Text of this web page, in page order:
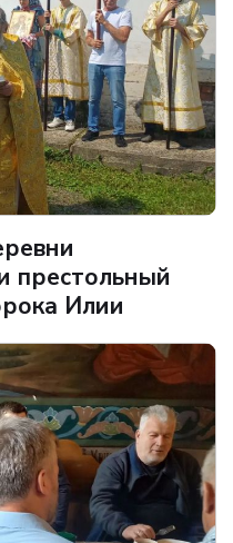
престольный
Илии